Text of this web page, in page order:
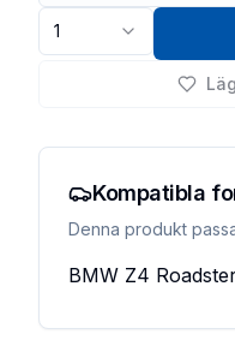
1
Kompatibla
Denna produkt
BMW Z4